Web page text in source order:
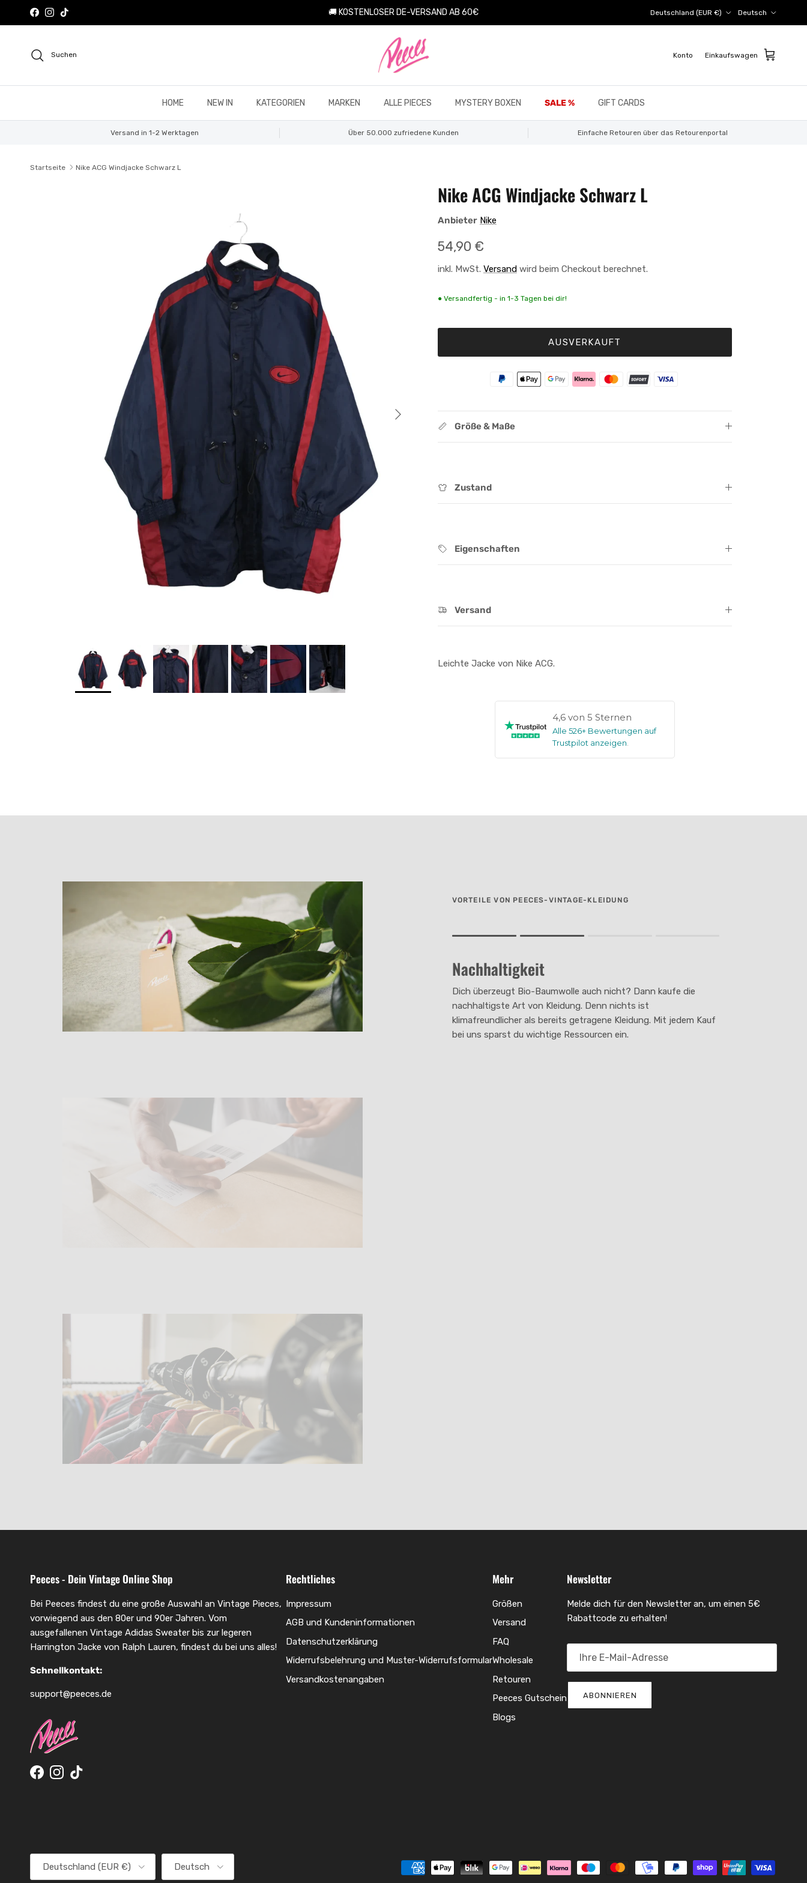
Direkt zum Inhalt
Facebook
Instagram
TikTok 🚚 KOSTENLOSER DE-VERSAND AB 60€ Deutschland (EUR €) Deutsch
Suchen Konto Einkaufswagen
HOME NEW IN KATEGORIEN MARKEN ALLE PIECES MYSTERY BOXEN SALE % GIFT CARDS
Versand in 1-2 Werktagen Über 50.000 zufriedene Kunden Einfache Retouren über das Retourenportal
Startseite Nike ACG Windjacke Schwarz L
Nächste
Nike ACG Windjacke Schwarz L
Anbieter Nike
Normaler Preis
54,90 €
inkl. MwSt. Versandwird beim Checkout berechnet.
● Versandfertig - in 1-3 Tagen bei dir!
AUSVERKAUFT
Größe & Maße
Zustand
Eigenschaften
Versand
Leichte Jacke von Nike ACG.
4,6 von 5 Sternen
Alle 526+ Bewertungen auf
Trustpilot anzeigen
VORTEILE VON PEECES-VINTAGE-KLEIDUNG
The rating of this product for "" is 2.
Nachhaltigkeit
Dich überzeugt Bio-Baumwolle auch nicht? Dann kaufe die
nachhaltigste Art von Kleidung. Denn nichts ist
klimafreundlicher als bereits getragene Kleidung. Mit jedem Kauf
bei uns sparst du wichtige Ressourcen ein.
Peeces - Dein Vintage Online Shop
Bei Peeces findest du eine große Auswahl an Vintage Pieces,
vorwiegend aus den 80er und 90er Jahren. Vom
ausgefallenen Vintage Adidas Sweater bis zur legeren
Harrington Jacke von Ralph Lauren, findest du bei uns alles!
Schnellkontakt:
support@peeces.de
Facebook
Instagram
TikTok
Rechtliches
Impressum
AGB und Kundeninformationen
Datenschutzerklärung
Widerrufsbelehrung und Muster-Widerrufsformular
Versandkostenangaben
Mehr
Größen
Versand
FAQ
Wholesale
Retouren
Peeces Gutschein
Blogs
Newsletter
Melde dich für den Newsletter an, um einen 5€
Rabattcode zu erhalten!
ABONNIEREN
Land/Region
Deutschland (EUR €)
Sprache
Deutsch